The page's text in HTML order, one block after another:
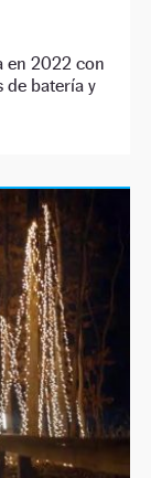
en 2022 con
de batería y